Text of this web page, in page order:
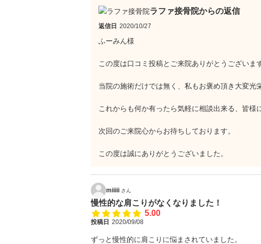
ラファ接骨院からの返信
返信日 2020/10/27
ふーみん様
この度は口コミ投稿とご来院ありがとうございます
当院の施術だけでは無く、私もお褒め頂き大変光
これからも何か有ったら気軽に相談出来る、皆様
次回のご来院心からお待ちしております。
この度は誠にありがとうございました。
miiiii さん
慢性的な肩こりがなくなりました！
5.00
投稿日 2020/09/08
ずっと慢性的に肩こりに悩まされていました。